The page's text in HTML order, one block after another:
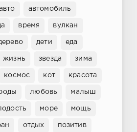
автомобиль
время вулкан
дети еда
жизнь звезда зима
космос кот красота
любовь малыш
море мощь
отдых позитив